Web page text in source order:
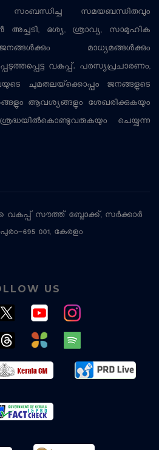
സംബന്ധിച്ച സമയബന്ധിതവും
അച്ചടി, ദൃശ്യ, ശ്രാവ്യ, സാമൂഹിക
മാധ്യമങ്ങള്‍ക്കും
വകുപ്പ്. പരസ്യപ്രചാരണം,
ചുമതലയ്‌ക്കൊപ്പം ജനങ്ങളുടെ
ആവശ്യങ്ങളും ശേഖരിക്കുകയും
ചെയ്യുന്ന
വകുപ്പ് സൗത്ത് ബ്ലോക്ക്, സര്‍ക്കാര്‍
695 001, കേരളം
US